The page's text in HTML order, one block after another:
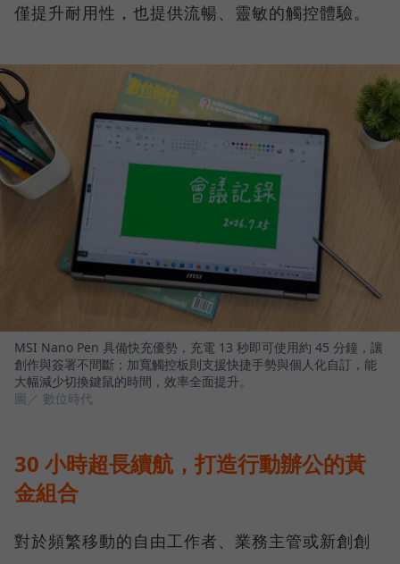
僅提升耐用性，也提供流暢、靈敏的觸控體驗。
MSI Nano Pen 具備快充優勢，充電 13 秒即可使用約 45 分鐘，讓
創作與簽署不間斷；加寬觸控板則支援快捷手勢與個人化自訂，能
大幅減少切換鍵鼠的時間，效率全面提升。
圖／ 數位時代
30 小時超長續航，打造行動辦公的黃
金組合
對於頻繁移動的自由工作者、業務主管或新創創